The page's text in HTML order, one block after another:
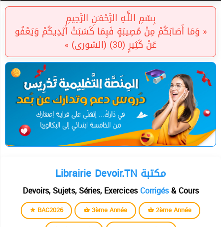
بِسْمِ اللَّـهِ الرَّحْمَـٰنِ الرَّحِيمِ
« وَمَا أَصَابَكُمْ مِنْ مُصِيبَةٍ فَبِمَا كَسَبَتْ أَيْدِيكُمْ وَيَعْفُو
عَنْ كَثِيرٍ (30) (الشورى) »
Librairie Devoir.TN مكتبة
Devoirs, Sujets, Séries, ExercicesCorrigés& Cours
BAC2026 3ème Année
2ème Année